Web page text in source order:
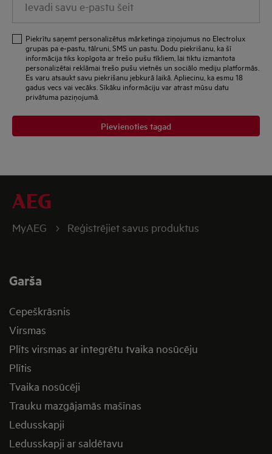
Piekrītu saņemt personalizētus mārketinga ziņojumus no Electrolux
grupas pa e-pastu, tālruni, SMS un pastu. Dodu piekrišanu, ka šī
informācija tiks kopīgota ar trešo pušu tīkliem, lai tiktu izmantota
personalizētai reklāmai trešo pušu vietnēs un sociālo mediju platformās.
Es varu atsaukt savu piekrišanu jebkurā laikā. Apliecinu, ka esmu 18
gadus vecs vai vecāks. Sīkāku informāciju var atrast mūsu datu
privātuma paziņojumā.
Pievienoties tagad
MyAEG Reģistrējiet savus produktus
Garša
Cepeškrāsnis
Virsmas
Plīts virsmas ar integrētu tvaika nosūcēju
Plītis
Tvaika nosūcēji
Trauku mazgājamās mašīnas
Ledusskapji
Ledusskapji ar saldētavu